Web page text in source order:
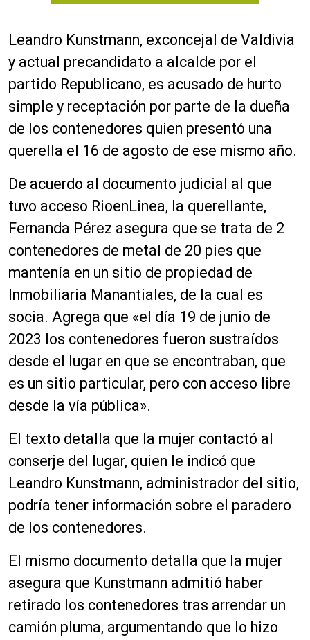
Leandro Kunstmann, exconcejal de Valdivia
y actual precandidato a alcalde por el
partido Republicano, es acusado de hurto
simple y receptación por parte de la dueña
de los contenedores quien presentó una
querella el 16 de agosto de ese mismo año.
De acuerdo al documento judicial al que
tuvo acceso RioenLinea, la querellante,
Fernanda Pérez asegura que se trata de 2
contenedores de metal de 20 pies que
mantenía en un sitio de propiedad de
Inmobiliaria Manantiales, de la cual es
socia. Agrega que «el día 19 de junio de
2023 los contenedores fueron sustraídos
desde el lugar en que se encontraban, que
es un sitio particular, pero con acceso libre
desde la vía pública».
El texto detalla que la mujer contactó al
conserje del lugar, quien le indicó que
Leandro Kunstmann, administrador del sitio,
podría tener información sobre el paradero
de los contenedores.
El mismo documento detalla que la mujer
asegura que Kunstmann admitió haber
retirado los contenedores tras arrendar un
camión pluma, argumentando que lo hizo